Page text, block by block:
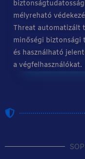
mélyreható
Threat automatizált
minőségi biztonsági
és használható
a végfelhasználókat.